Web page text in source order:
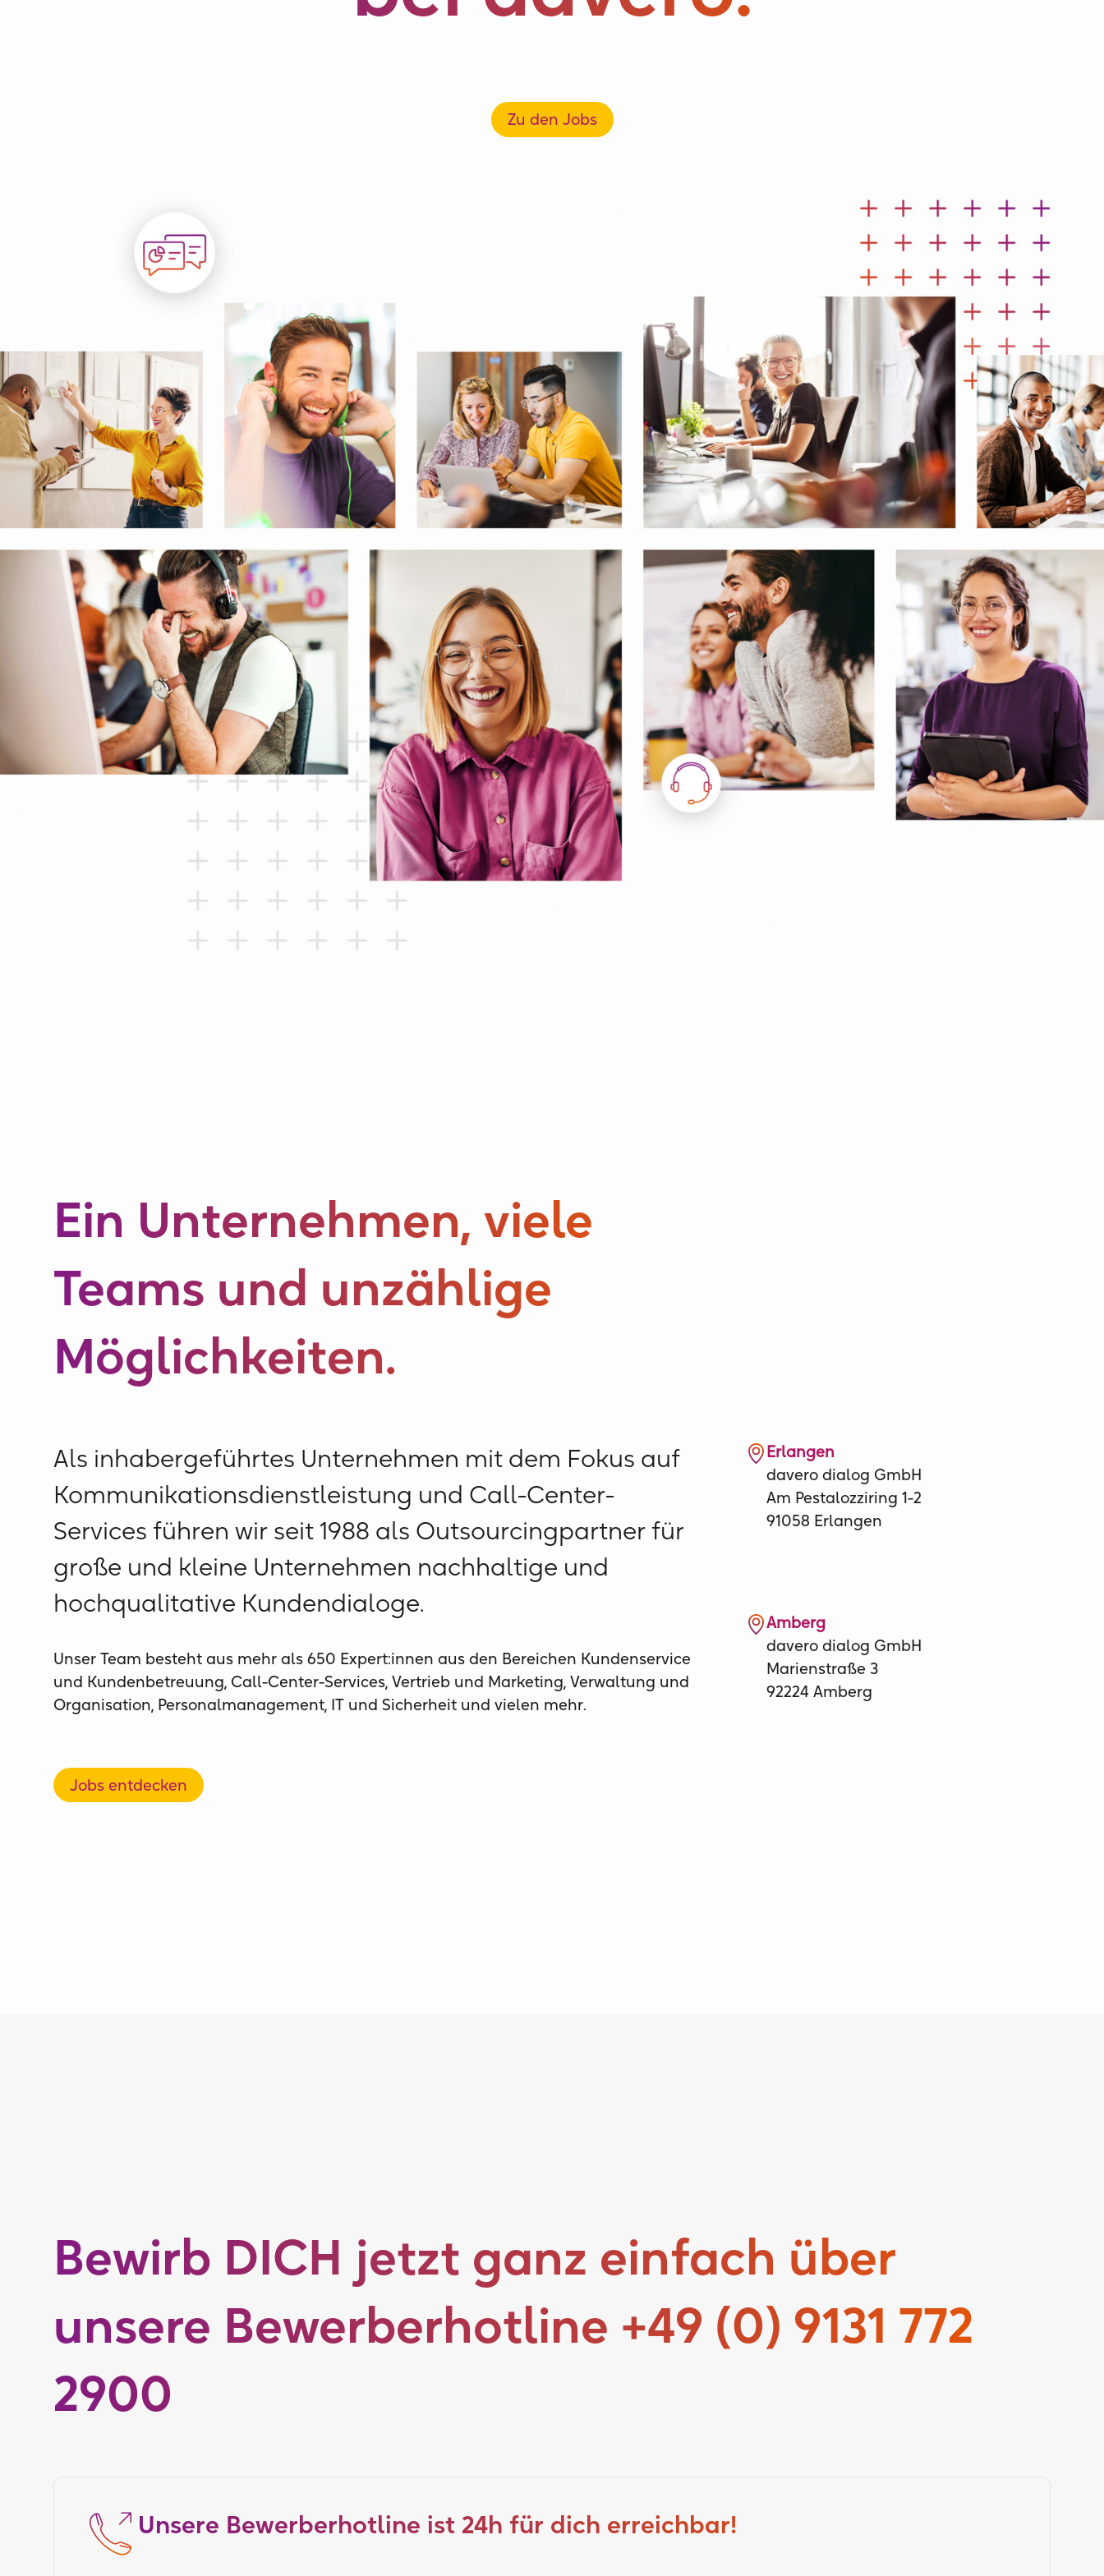
Zu den Jobs
Ein Unternehmen, viele
Teams und unzählige
Möglichkeiten.
Als inhabergeführtes Unternehmen mit dem Fokus auf
Kommunikationsdienstleistung und Call-Center-
Services führen wir seit 1988 als Outsourcingpartner für
große und kleine Unternehmen nachhaltige und
hochqualitative Kundendialoge.
Unser Team besteht aus mehr als 650 Expert:innen aus den Bereichen Kundenservice
und Kundenbetreuung, Call-Center-Services, Vertrieb und Marketing, Verwaltung und
Organisation, Personalmanagement, IT und Sicherheit und vielen mehr.
Jobs entdecken
Erlangen
davero dialog GmbH
Am Pestalozziring 1-2
91058 Erlangen
Amberg
davero dialog GmbH
Marienstraße 3
92224 Amberg
Bewirb DICH jetzt ganz einfach über
unsere Bewerberhotline +49 (0) 9131 772
2900
Unsere Bewerberhotline ist 24h für dich erreichbar!